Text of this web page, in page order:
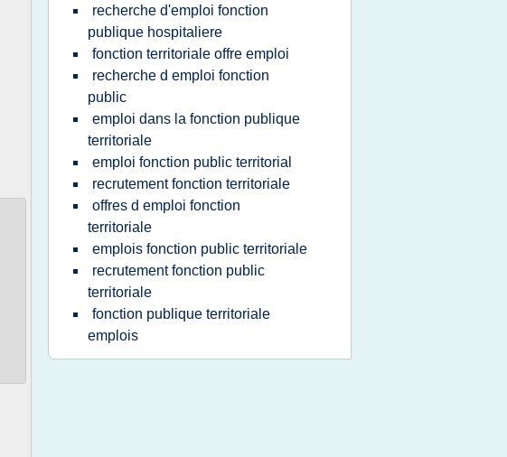
recherche d'emploi fonction
publique hospitaliere
fonction territoriale offre emploi
recherche d emploi fonction
public
emploi dans la fonction publique
territoriale
emploi fonction public territorial
recrutement fonction territoriale
offres d emploi fonction
territoriale
emplois fonction public territoriale
recrutement fonction public
territoriale
fonction publique territoriale
emplois